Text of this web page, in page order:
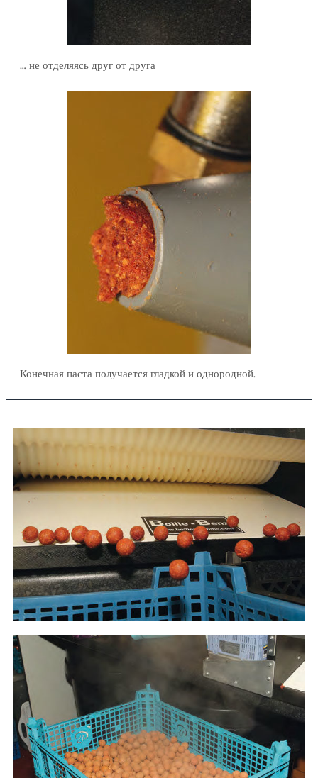
… не отделяясь друг от друга
Конечная паста получается гладкой и однородной.